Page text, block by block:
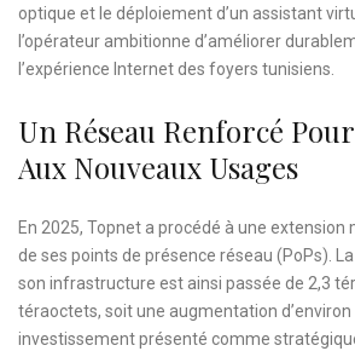
optique et le déploiement d’un assistant
l’opérateur ambitionne d’améliorer
l’expérience Internet des foyers tunisiens.
Un Réseau Renforcé
Aux Nouveaux Usages
En 2025, Topnet a procédé à une extension
de ses points de présence réseau (PoPs).
son infrastructure est ainsi passée de 2,3
téraoctets, soit une augmentation d’environ
investissement présenté comme